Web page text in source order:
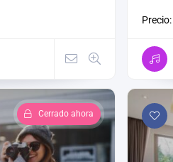
Precio:
Cerrado ahora